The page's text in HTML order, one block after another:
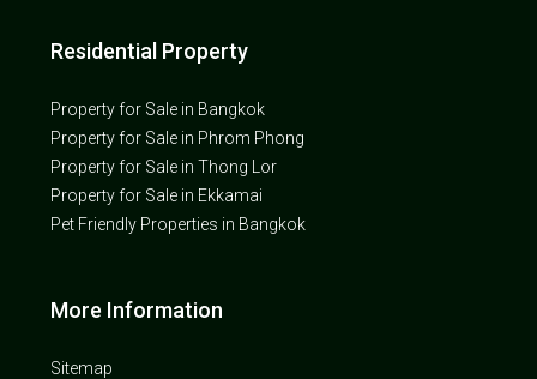
Residential Property
Property for Sale in Bangkok
Property for Sale in Phrom Phong
Property for Sale in Thong Lor
Property for Sale in Ekkamai
Pet Friendly Properties in Bangkok
More Information
Sitemap